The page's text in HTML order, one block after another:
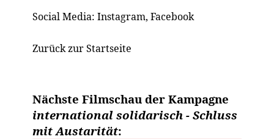
Social Media: Instagram, Facebook
Zurück zur Startseite
Nächste Filmschau der Kampagne
international solidarisch - Schluss
mit Austarität: